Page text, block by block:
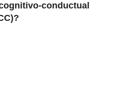
conductual